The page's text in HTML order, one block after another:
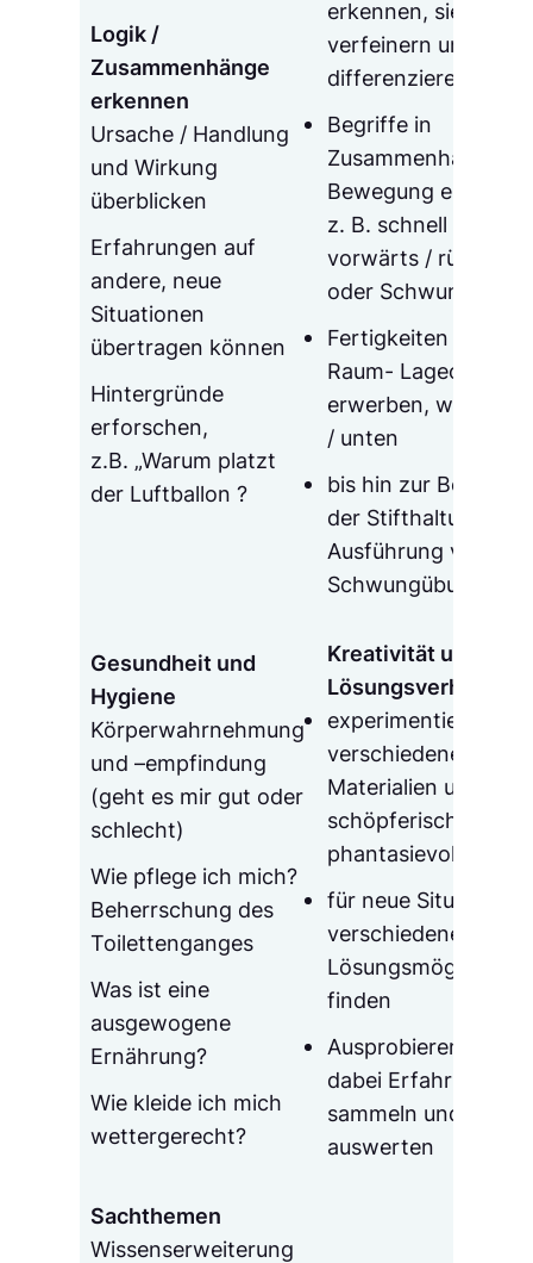
Logik /
Zusammenhänge
erkennen
Ursache / Handlung
und Wirkung
überblicken
Erfahrungen auf
andere, neue
Situationen
übertragen können
Hintergründe
erforschen,
z.B. „Warum platzt
der Luftballon ?
erkennen, sie zu
verfeinern und zu
differenzieren
Begriffe in
Zusammenhang mit
Bewegung
z. B. schnell /
vorwärts /
oder Schwung
Fertigkeiten in der
Raum-
erwerben, wie z.B.
/ unten
bis hin zur
der Stifthaltung
Ausführung von
Schwungübungen
Gesundheit und
Hygiene
Körperwahrnehmung
und –empfindung
(geht es mir gut oder
schlecht)
Wie pflege ich mich?
Beherrschung des
Toilettenganges
Was ist eine
ausgewogene
Ernährung?
Wie kleide ich mich
wettergerecht?
Kreativität und
Lösungsverhalten
experimentieren mit
verschiedenen
Materialien und
schöpferisch und
phantasievoll tätig
für neue Situationen
verschiedene
finden
Ausprobieren
dabei Erfahrungen
sammeln und sie
auswerten
Sachthemen
Wissenserweiterung